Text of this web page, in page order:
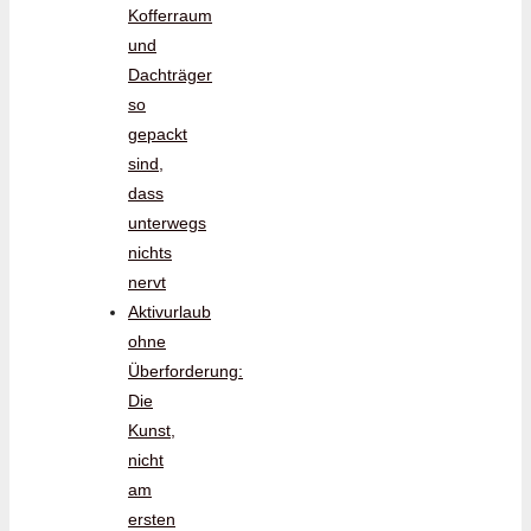
Kofferraum
und
Dachträger
so
gepackt
sind,
dass
unterwegs
nichts
nervt
Aktivurlaub
ohne
Überforderung:
Die
Kunst,
nicht
am
ersten